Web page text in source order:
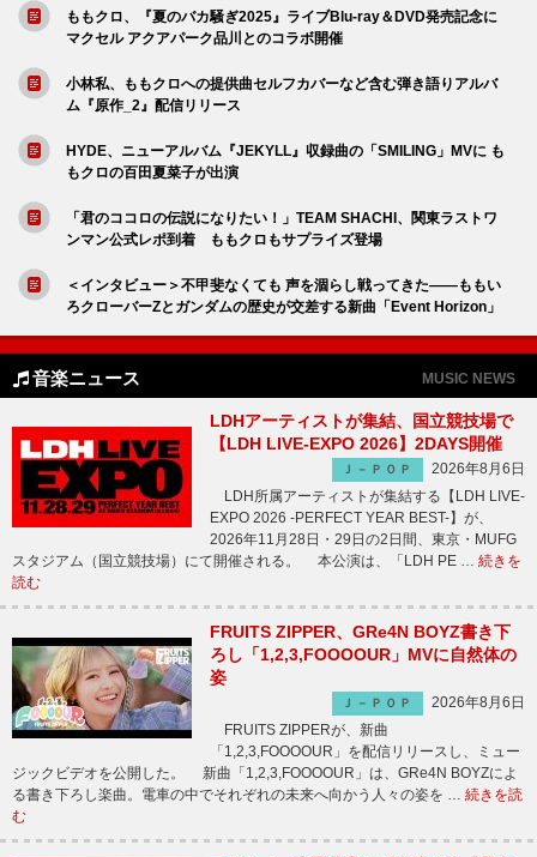
ももクロ、『夏のバカ騒ぎ2025』ライブBlu-ray＆DVD発売記念に
マクセル アクアパーク品川とのコラボ開催
小林私、ももクロへの提供曲セルフカバーなど含む弾き語りアルバ
ム『原作_2』配信リリース
HYDE、ニューアルバム『JEKYLL』収録曲の「SMILING」MVに も
もクロの百田夏菜子が出演
「君のココロの伝説になりたい！」TEAM SHACHI、関東ラストワ
ンマン公式レポ到着 ももクロもサプライズ登場
＜インタビュー＞不甲斐なくても 声を涸らし戦ってきた――ももい
ろクローバーZとガンダムの歴史が交差する新曲「Event Horizon」
音楽ニュース MUSIC NEWS
LDHアーティストが集結、国立競技場で
【LDH LIVE-EXPO 2026】2DAYS開催
Ｊ－ＰＯＰ
2026年8月6日
LDH所属アーティストが集結する【LDH LIVE-
EXPO 2026 -PERFECT YEAR BEST-】が、
2026年11月28日・29日の2日間、東京・MUFG
スタジアム（国立競技場）にて開催される。 本公演は、「LDH PE … 続きを
読む
FRUITS ZIPPER、GRe4N BOYZ書き下
ろし「1,2,3,FOOOOUR」MVに自然体の
姿
Ｊ－ＰＯＰ
2026年8月6日
FRUITS ZIPPERが、新曲
「1,2,3,FOOOOUR」を配信リリースし、ミュー
ジックビデオを公開した。 新曲「1,2,3,FOOOOUR」は、GRe4N BOYZによ
る書き下ろし楽曲。電車の中でそれぞれの未来へ向かう人々の姿を … 続きを読
む